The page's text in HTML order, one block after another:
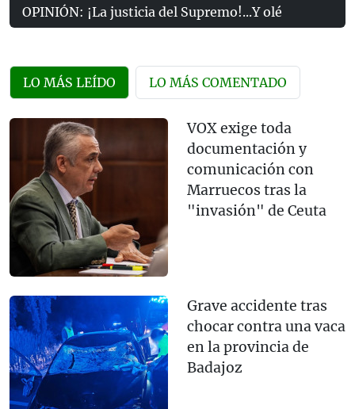
OPINIÓN: ¡La justicia del Supremo!...Y olé
LO MÁS LEÍDO LO MÁS COMENTADO
VOX exige toda
documentación y
comunicación con
Marruecos tras la
"invasión" de Ceuta
Grave accidente tras
chocar contra una vaca
en la provincia de
Badajoz